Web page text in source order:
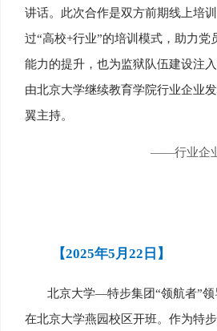
讲话。此次合作是双方前期线上培
过“高校+行业”的培训模式，助力党
能力的提升，也为监狱队伍建设注
由北京大学继续教育学院行业企业
翼主持。
——行业企
【2025年5月22日】
北京大学—特步集团“领航者”
在北京大学燕园校区开班。作为特